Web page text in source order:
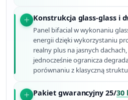
Konstrukcja glass-glass i
Panel bifacial w wykonaniu
energii dzięki wykorzystaniu
realny plus na jasnych
jednocześnie ogranicza
porównaniu z klasyczną
Pakiet gwarancyjny 25/30